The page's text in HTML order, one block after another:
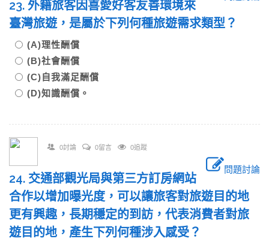
23. 外籍旅客因喜愛好客友善環境來
臺灣旅遊，是屬於下列何種旅遊需求類型？
(A)理性酬償
(B)社會酬償
(C)自我滿足酬償
(D)知識酬償。
0討論 0留言 0追蹤
問題討論
24. 交通部觀光局與第三方訂房網站
合作以增加曝光度，可以讓旅客對旅遊目的地
更有興趣，長期穩定的到訪，代表消費者對旅
遊目的地，產生下列何種涉入感受？